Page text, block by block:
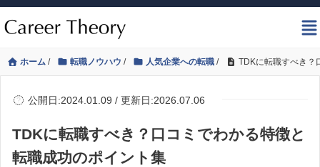
ホーム / 転職ノウハウ / 人気企業への転職 / TDKに転職すべき？
公開日:2024.01.09 / 更新日:2026.07.06
TDKに転職すべき？口コミでわかる特徴と
転職成功のポイント集